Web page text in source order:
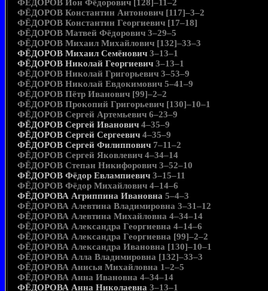
ФЁДОРОВ Ион Фёдорович [128]–11–2
ФЁДОРОВ Константин Антонович [117]–3–2
ФЁДОРОВ Константин Георгиевич [17–18]
ФЁДОРОВ Матвей Фёдорович 3–29–5
ФЁДОРОВ Михаил Михайлович [132]–33–3
ФЁДОРОВ Михаил Семёнович 3–13–1
ФЁДОРОВ Николай Георгиевич 3–13–1
ФЁДОРОВ Николай Григорьевич 3–53–9
ФЁДОРОВ Николай Евдокимович 5–41–9
ФЁДОРОВ Пётр Иванович [99]–2–2
ФЁДОРОВ Прокопий Григорьевич [130]–10–1
ФЁДОРОВ Сергей Артемьевич 6–23–9
ФЁДОРОВ Сергей Иванович 4–35–9
ФЁДОРОВ Сергей Сергеевич 4–35–9
ФЁДОРОВ Сергей Филиппович 7–11–2
ФЁДОРОВ Сергей Яковлевич 4–34–14
ФЁДОРОВ Степан Никифорович 3–52–10
ФЁДОРОВ Фёдор Евлампиевич 3–15–11
ФЁДОРОВ Фёдор Михайлович 4–14–6
ФЁДОРОВА Агриппина Ивановна 5–4–3
ФЁДОРОВА Алевтина Владимировна 3–31–12
ФЁДОРОВА Алевтина Михайловна 4–34–14
ФЁДОРОВА Александра Георгиевна 4–14–6
ФЁДОРОВА Александра Георгиевна [99]–2–2
ФЁДОРОВА Александра Ивановна [130]–10–1
ФЁДОРОВА Алла Владимировна [132]–33–3
ФЁДОРОВА Анисья Михайловна 1–2–5
ФЁДОРОВА Анна Ивановна 4–34–14
ФЁДОРОВА Анна Николаевна 3–13–1